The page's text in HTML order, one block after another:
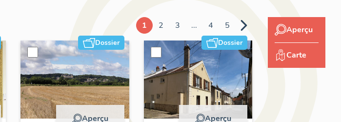
1 2 3 ... 4 5
Dossier
Aperçu
Dossier
Aperçu
Aperçu
Carte